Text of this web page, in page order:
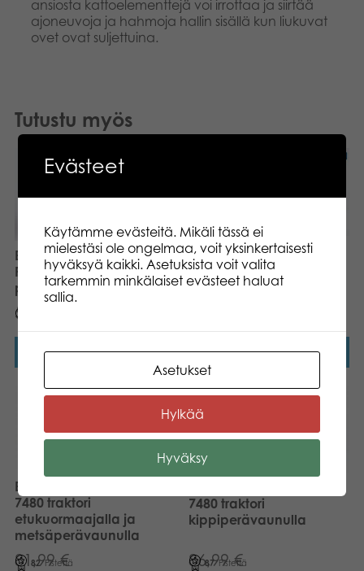
ansiosta kattoelementtejä voi irrottaa ja siirtää
ajoneuvoja ja hahmoja hallin sisällä kun liukuvat
ovet ovat suljettuina.
Tutustu myös
Bruder Claas Rollant 250
Paalain ja yksi
pyöröpaali
54,99
Lisää ostoskoriin
Bruder Claas Nectis 267 F
traktori etukuormaajalla
sekä kippiperävaunulla
Lisää ostoskoriin
Bruder Massey Ferguson
7480 traktori
etukuormaajalla ja
metsäperävaunulla
81,99€
82 Pistettä
7480 traktori
kippiperävaunulla
86,99€
87 Pistettä
Evästeet
Käytämme evästeitä. Mikäli tässä ei
mielestäsi ole ongelmaa, voit yksinkertaisesti
hyväksyä kaikki. Asetuksista voit valita
tarkemmin minkälaiset evästeet haluat
sallia.
Asetukset
Hylkää
Hyväksy